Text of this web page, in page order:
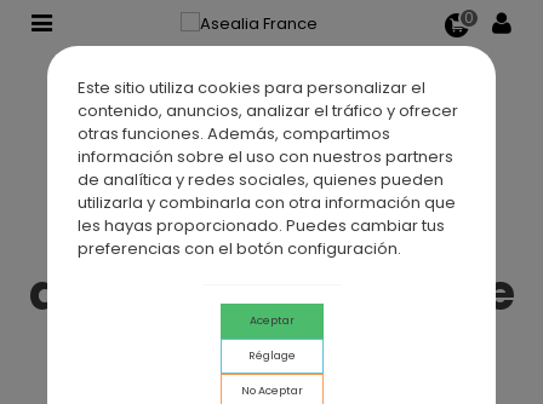
Este sitio utiliza cookies para personalizar el
contenido, anuncios, analizar el tráfico y ofrecer
otras funciones. Además, compartimos
información sobre el uso con nuestros partners
de analítica y redes sociales, quienes pueden
utilizarla y combinarla con otra información que
les hayas proporcionado. Puedes cambiar tus
preferencias con el botón configuración.
Aceptar
Réglage
No Aceptar
0
Asealia France,
votre magasin en
ligne
d'aménagement de
salle de bain.